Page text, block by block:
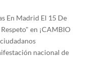
En Madrid El 15 De
en ¡CAMBIO
nacional de